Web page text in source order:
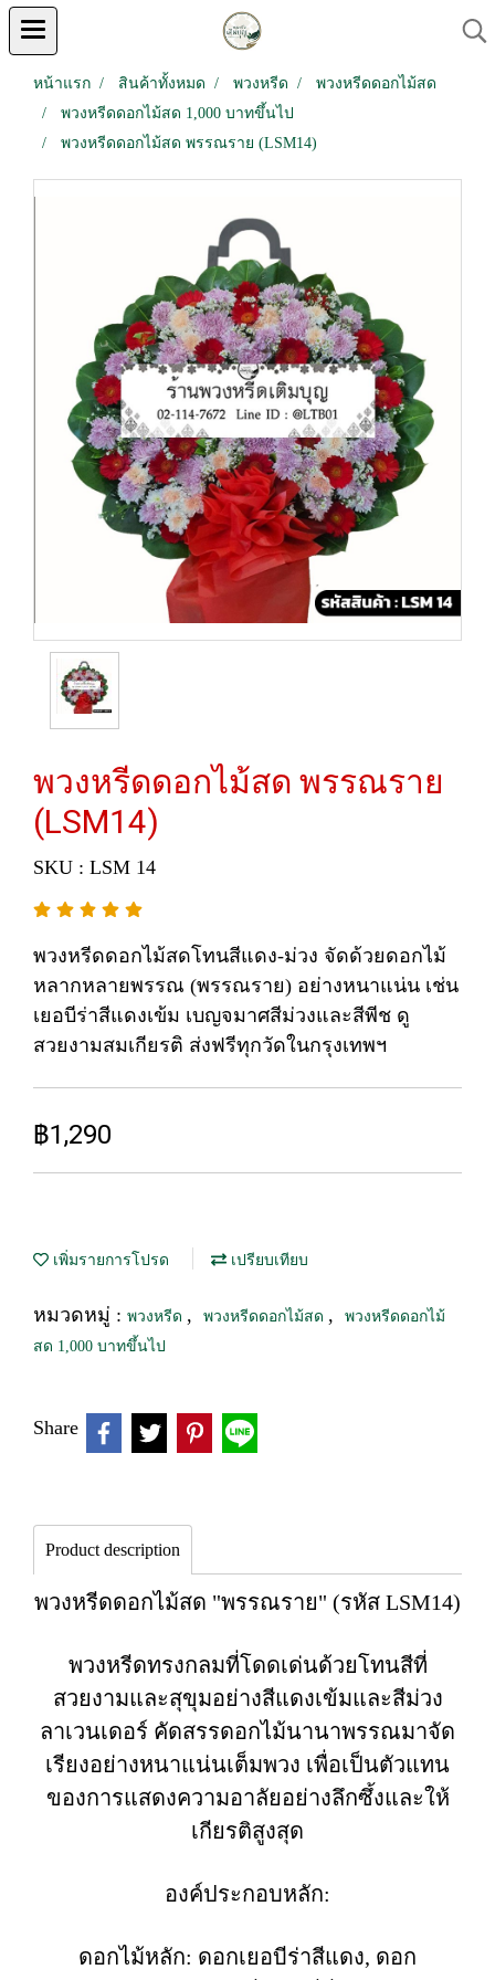
หน้าแรก สินค้าทั้งหมด พวงหรีด
พวงหรีดดอกไม้สด
พวงหรีดดอกไม้สด 1,000 บาทขึ้นไป
พวงหรีดดอกไม้สด พรรณราย (LSM14)
พวงหรีดดอกไม้สด พรรณราย
(LSM14)
SKU : LSM 14
พวงหรีดดอกไม้สดโทนสีแดง-ม่วง จัดด้วยดอกไม้
หลากหลายพรรณ (พรรณราย) อย่างหนาแน่น เช่น
เยอบีร่าสีแดงเข้ม เบญจมาศสีม่วงและสีพีช ดู
สวยงามสมเกียรติ ส่งฟรีทุกวัดในกรุงเทพฯ
฿1,290
เพิ่มรายการโปรด เปรียบเทียบ
หมวดหมู่ : พวงหรีด , พวงหรีดดอกไม้สด ,
พวงหรีดดอกไม้
สด 1,000 บาทขึ้นไป
Share
Product description
พวงหรีดดอกไม้สด "พรรณราย" (รหัส LSM14)
พวงหรีดทรงกลมที่โดดเด่นด้วยโทนสีที่
สวยงามและสุขุมอย่างสีแดงเข้มและสีม่วง
ลาเวนเดอร์ คัดสรรดอกไม้นานาพรรณมาจัด
เรียงอย่างหนาแน่นเต็มพวง เพื่อเป็นตัวแทน
ของการแสดงความอาลัยอย่างลึกซึ้งและให้
เกียรติสูงสุด
องค์ประกอบหลัก:
ดอกไม้หลัก: ดอกเยอบีร่าสีแดง, ดอก